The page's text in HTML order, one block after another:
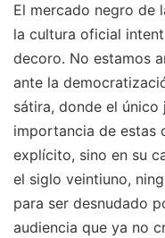
El mercado negro de
la cultura oficial
decoro. No estamos
ante la
sátira, donde el único
importancia de estas
explícito, sino en su
el siglo veintiuno,
para ser desnudado
audiencia que ya no